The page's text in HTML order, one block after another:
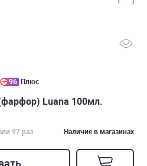
96 Плюс
Luana 100мл.
97 раз Наличие в магазинах